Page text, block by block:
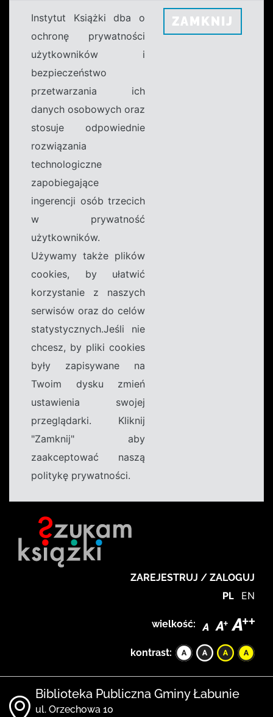
Instytut Książki dba o
ochronę prywatności
użytkowników i
bezpieczeństwo
przetwarzania ich
danych osobowych oraz
stosuje odpowiednie
rozwiązania
technologiczne
zapobiegające
ingerencji osób trzecich
w prywatność
użytkowników.
Używamy także plików
cookies, by ułatwić
korzystanie z naszych
serwisów oraz do celów
statystycznych.Jeśli nie
chcesz, by pliki cookies
były zapisywane na
Twoim dysku zmień
ustawienia swojej
przeglądarki. Kliknij
"Zamknij" aby
zaakceptować naszą
politykę prywatności.
ZAMKNIJ
ZAREJESTRUJ / ZALOGUJ
PL EN
wielkość:
kontrast:
Biblioteka Publiczna Gminy Łabunie
ul. Orzechowa 10